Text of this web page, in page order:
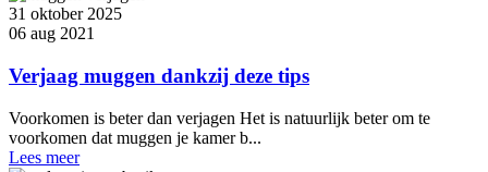
31 oktober 2025
06 aug 2021
Verjaag muggen dankzij deze tips
Voorkomen is beter dan verjagen Het is natuurlijk beter om te
voorkomen dat muggen je kamer b...
Lees meer